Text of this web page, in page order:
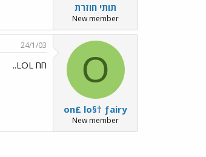
תותי חוזרת
New member
O
on£ lo§† ƒairy
New member
24/1/03
חח LOL..